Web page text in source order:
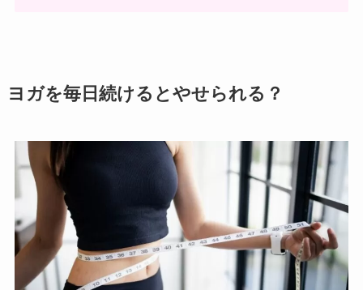
ヨガを毎日続けるとやせられる？